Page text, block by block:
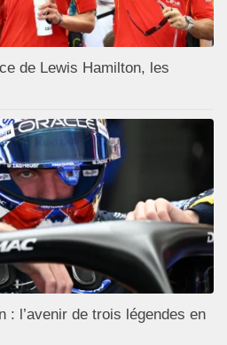
de Lewis Hamilton, les
: l’avenir de trois légendes en